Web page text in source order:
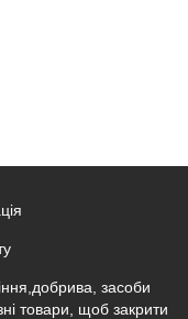
засоби
товари, щоб закрити